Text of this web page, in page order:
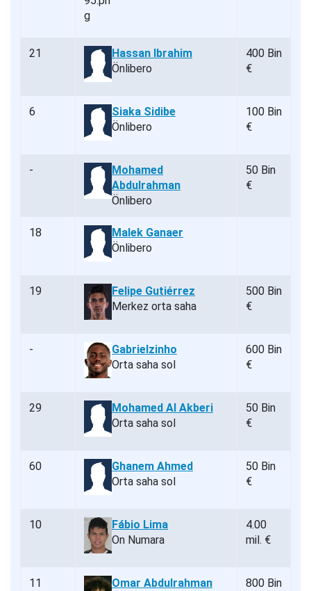
21
Hassan Ibrahim
Önlibero
400 Bin
€
6
Siaka Sidibe
Önlibero
100 Bin
€
-
Mohamed
Abdulrahman
Önlibero
50 Bin
€
18
Malek Ganaer
Önlibero
19
Felipe Gutiérrez
Merkez orta saha
500 Bin
€
-
Gabrielzinho
Orta saha sol
600 Bin
€
29
Mohamed Al Akberi
Orta saha sol
50 Bin
€
60
Ghanem Ahmed
Orta saha sol
50 Bin
€
10
Fábio Lima
On Numara
4.00
mil. €
11
Omar Abdulrahman
800 Bin